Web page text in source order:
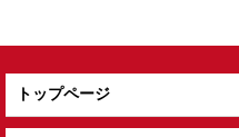
トップページ